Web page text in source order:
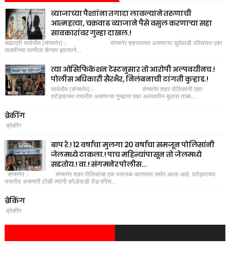
व्याजाच्या पैशाांना तगादा लावल्याने तरुणाची
आत्महत्या, चक्रवाढ व्याजाने पैसे वसुल करणाऱ्या सहा
सावकारांवर गुन्हा दाखल.!
सह्याद्री सार्वभौम (संगमनेर) :- संगमनेर शहरालगत असणाऱ्या घुलेवाडी परिसरात एका
व्यक्तीच्या पत्नीला कॅन्सर झाल्याने...
त्या ओसिफिकेशन टेस्टनुसार तो आरोपी अल्पवयीनच.!
पोलीस अधिकारी सैरभैर, निलंबनाची टांगती कुऱ्हाड.!
सार्वभौम (संगमनेर) :- संगमनेर शहर पोलिसांनी एका
दरोड्याच्या तयारीत असणाऱ्या गुन्ह्यात एका अल्पवयीन मुलास ताब्य...
ब्रेकींग
ब्रेकींग
बाप रे.! 12 वर्षाचा मुलगा 20 वर्षाचा समजून पोलिसांनी
जेलमध्ये टाकला.! पाच महिन्यांपासून तो जेलमध्ये
सडतोय.! वा.! संगमनेर पोलीस...
संगमनेर :- संगमनेर शहर पोलिसांचा एक भयानक कारणामा समोर आला आहे. दरोड्याच्या
तयारीत असणारी टोळी त्यांनी कोल्हेवाडी रोड परिस...
ब्रेकिंग
ब्रेकींग